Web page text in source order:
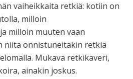
vaiheikkaita retkiä: kotiin on
milloin
milloin muuten vaan
niitä onnistuneitakin retkiä
Mukava retkikaveri,
ainakin joskus.